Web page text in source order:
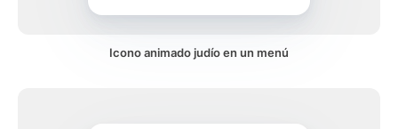
Icono animado judío en un menú